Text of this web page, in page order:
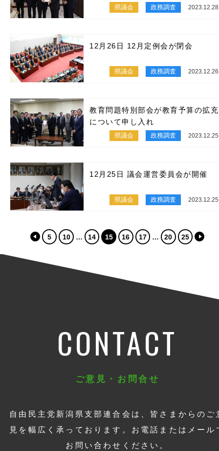
県議会 政務調査 2023.12.28
12月26日 12月定例会が閉会
県議会 政務調査 2023.12.26
教育問題特別部会が教育予算の拡充
について申し入れ
県議会 政務調査 2023.12.25
12月25日 議会運営委員会が開催
県議会 政務調査 2023.12.25
5 10 14 15 16 17 20 25
CONTACT
ご意見・お問合せ
自由民主党新潟県支部連合会は、皆さまからのご
見を幅広く承っております。お電話またはメール
お問い合わせください。